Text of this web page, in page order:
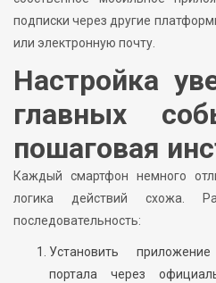
подписки через другие
или электронную почту.
Настройка
главных
пошаговая
Каждый смартфон немного
логика действий схожа.
последовательность:
Установить
портала через